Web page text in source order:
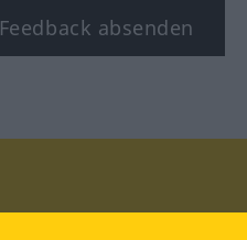
Feedback absenden